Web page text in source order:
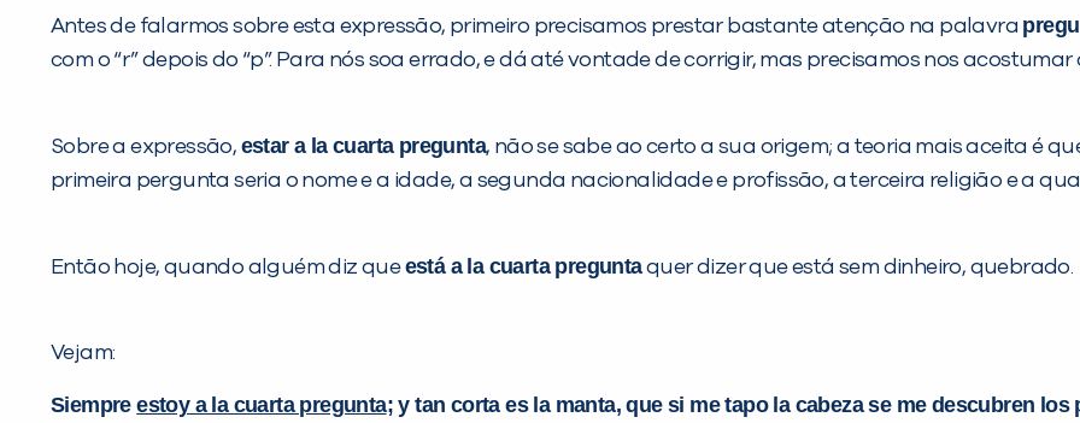
Antes de falarmos sobre esta expressão, primeiro precisamos prestar bastante atenção na palavra
com o “r” depois do “p”. Para nós soa errado, e dá até vontade de corrigir, mas precisamos nos
Sobre a expressão, estar a la cuarta pregunta, não se sabe ao certo a sua origem; a teoria mais aceita é
primeira pergunta seria o nome e a idade, a segunda nacionalidade e profissão, a terceira religião e a
Então hoje, quando alguém diz queestá a la cuarta preguntaquer dizer que está sem dinheiro, quebrado.
Vejam:
Siempreestoy a la cuarta pregunta; y tan corta es la manta, que si me tapo la cabeza se me descubren los